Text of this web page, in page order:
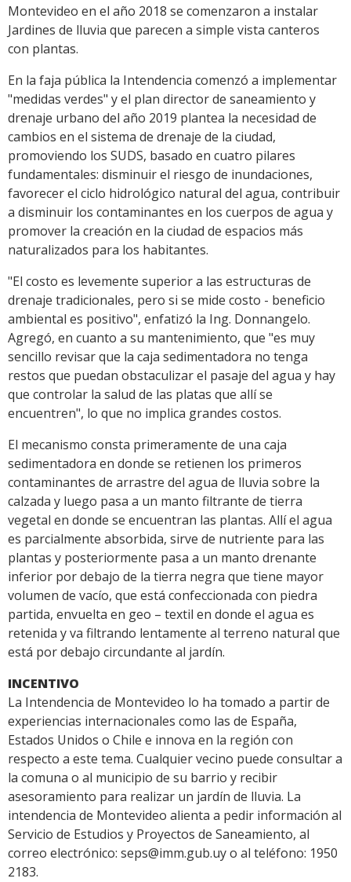
Montevideo en el año 2018 se comenzaron a instalar
Jardines de lluvia que parecen a simple vista canteros
con plantas.
En la faja pública la Intendencia comenzó a implementar
"medidas verdes" y el plan director de saneamiento y
drenaje urbano del año 2019 plantea la necesidad de
cambios en el sistema de drenaje de la ciudad,
promoviendo los SUDS, basado en cuatro pilares
fundamentales: disminuir el riesgo de inundaciones,
favorecer el ciclo hidrológico natural del agua, contribuir
a disminuir los contaminantes en los cuerpos de agua y
promover la creación en la ciudad de espacios más
naturalizados para los habitantes.
"El costo es levemente superior a las estructuras de
drenaje tradicionales, pero si se mide costo - beneficio
ambiental es positivo", enfatizó la Ing. Donnangelo.
Agregó, en cuanto a su mantenimiento, que "es muy
sencillo revisar que la caja sedimentadora no tenga
restos que puedan obstaculizar el pasaje del agua y hay
que controlar la salud de las platas que allí se
encuentren", lo que no implica grandes costos.
El mecanismo consta primeramente de una caja
sedimentadora en donde se retienen los primeros
contaminantes de arrastre del agua de lluvia sobre la
calzada y luego pasa a un manto filtrante de tierra
vegetal en donde se encuentran las plantas. Allí el agua
es parcialmente absorbida, sirve de nutriente para las
plantas y posteriormente pasa a un manto drenante
inferior por debajo de la tierra negra que tiene mayor
volumen de vacío, que está confeccionada con piedra
partida, envuelta en geo – textil en donde el agua es
retenida y va filtrando lentamente al terreno natural que
está por debajo circundante al jardín.
INCENTIVO
La Intendencia de Montevideo lo ha tomado a partir de
experiencias internacionales como las de España,
Estados Unidos o Chile e innova en la región con
respecto a este tema. Cualquier vecino puede consultar a
la comuna o al municipio de su barrio y recibir
asesoramiento para realizar un jardín de lluvia. La
intendencia de Montevideo alienta a pedir información al
Servicio de Estudios y Proyectos de Saneamiento, al
correo electrónico: seps@imm.gub.uy o al teléfono: 1950
2183.